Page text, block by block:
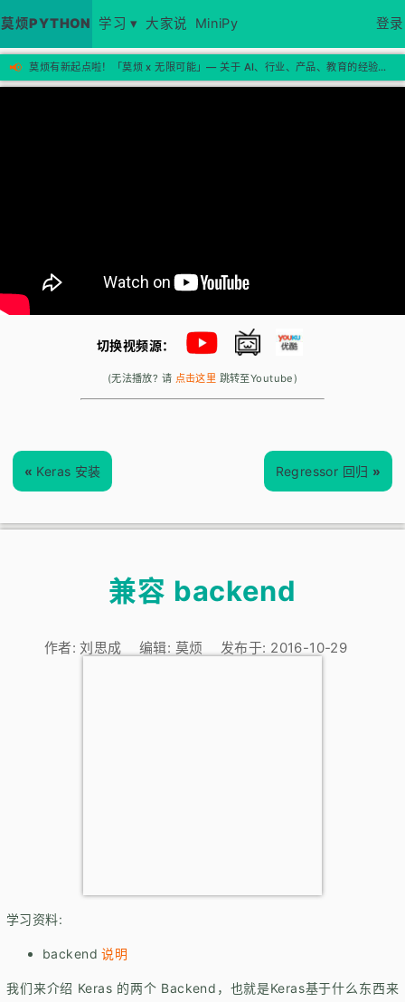
莫烦PYTHON 学习 ▾ 大家说 MiniPy 登录
📢 莫烦有新起点啦！「莫烦 x 无限可能」— 关于 AI、行业、产品、教育的经验思考，欢迎来新站看看 →
切换视频源：
(无法播放? 请 点击这里 跳转至Youtube)
« Keras 安装 Regressor 回归 »
兼容 backend
作者:刘思成 编辑: 莫烦 发布于: 2016-10-29
学习资料:
backend说明
我们来介绍 Keras 的两个 Backend，也就是Keras基于什么东西来